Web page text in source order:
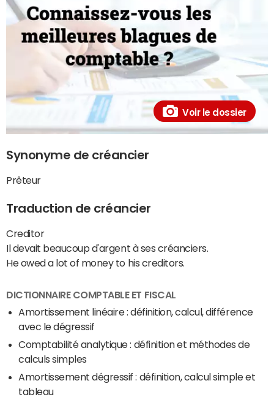
Voir le dossier
Synonyme de créancier
Prêteur
Traduction de créancier
Creditor
Il devait beaucoup d'argent à ses créanciers.
He owed a lot of money to his creditors.
DICTIONNAIRE COMPTABLE ET FISCAL
Amortissement linéaire : définition, calcul, différence
avec le dégressif
Comptabilité analytique : définition et méthodes de
calculs simples
Amortissement dégressif : définition, calcul simple et
tableau